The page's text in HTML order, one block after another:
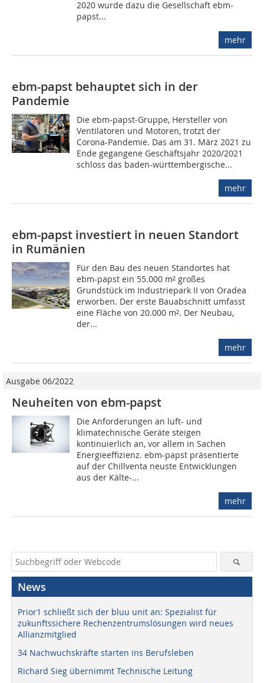
2020 wurde dazu die Gesellschaft ebm-
papst...
mehr
ebm-papst behauptet sich in der
Pandemie
Die ebm-papst-Gruppe, Hersteller von
Ventilatoren und Motoren, trotzt der
Corona-Pandemie. Das am 31. März 2021 zu
Ende gegangene Geschäftsjahr 2020/2021
schloss das baden-württembergische...
mehr
ebm-papst investiert in neuen Standort
in Rumänien
Für den Bau des neuen Standortes hat
ebm-papst ein 55.000 m² großes
Grundstück im Industriepark II von Oradea
erworben. Der erste Bauabschnitt umfasst
eine Fläche von 20.000 m². Der Neubau,
der...
mehr
Ausgabe 06/2022
Neuheiten von ebm-papst
Die Anforderungen an luft- und
klimatechnische Geräte steigen
kontinuierlich an, vor allem in Sachen
Energieeffizienz. ebm-papst präsentierte
auf der Chillventa neuste Entwicklungen
aus der Kälte-...
mehr
News
Prior1 schließt sich der bluu unit an: Spezialist für
zukunftssichere Rechenzentrumslösungen wird neues
Allianzmitglied
34 Nachwuchskräfte starten ins Berufsleben
Richard Sieg übernimmt Technische Leitung